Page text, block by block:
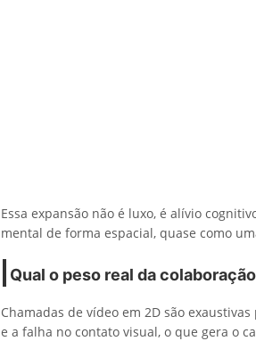
Essa expansão não é luxo, é alívio
mental de forma espacial, quase como
Qual o peso real da
Chamadas de vídeo em 2D são
e a falha no contato visual, o que gera o